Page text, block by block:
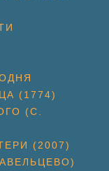
(1774)
(С.
(2007)